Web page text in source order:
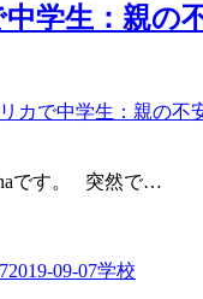
学生：親の
カで中学生：親の不
です。 突然で…
2019-09-07学校